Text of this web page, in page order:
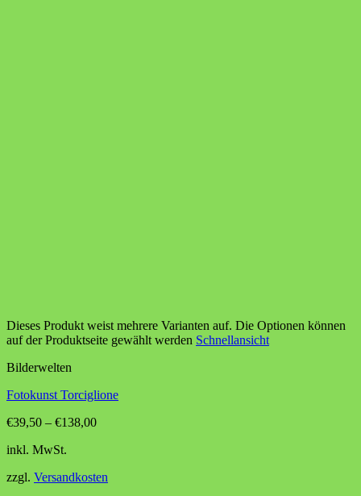
Dieses Produkt weist mehrere Varianten auf. Die Optionen können
auf der Produktseite gewählt werden Schnellansicht
Bilderwelten
Fotokunst Torciglione
€39,50 – €138,00
inkl. MwSt.
zzgl. Versandkosten